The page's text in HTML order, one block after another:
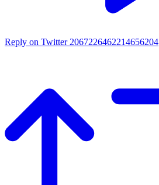
Reply on Twitter 2067226462214656204